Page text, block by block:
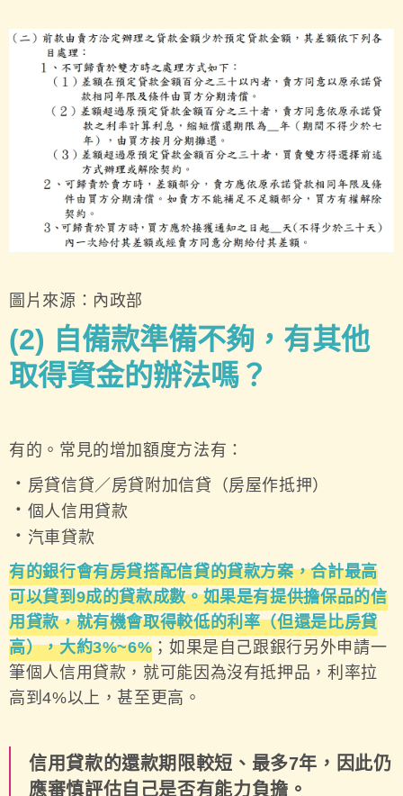
圖片來源：內政部
(2) 自備款準備不夠，有其他
取得資金的辦法嗎？
有的。常見的增加額度方法有：
． 房貸信貸／房貸附加信貸（房屋作抵押）
． 個人信用貸款
． 汽車貸款
有的銀行會有房貸搭配信貸的貸款方案，合計最高
可以貸到9成的貸款成數。如果是有提供擔保品的信
用貸款，就有機會取得較低的利率（但還是比房貸
高），大約3%~6% ；如果是自己跟銀行另外申請一
筆個人信用貸款，就可能因為沒有抵押品，利率拉
高到4%以上，甚至更高。
信用貸款的還款期限較短、最多7年，因此仍
應審慎評估自己是否有能力負擔。